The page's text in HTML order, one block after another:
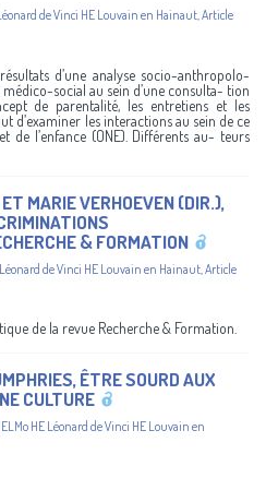
de Vinci HE Louvain en Hainaut,Article
d’une analyse socio-anthropolo-
social au sein d’une consulta- tion
de parentalité, les entretiens et les
d’examiner les interactions au sein de ce
de l’enfance (ONE). Différents au- teurs
MARIE VERHOEVEN (DIR.),
& FORMATION
de Vinci HE Louvain en Hainaut Article
de la revue Recherche & Formation.
ÊTRE SOURD AUX
CULTURE
HE Léonard de Vinci HE Louvain en